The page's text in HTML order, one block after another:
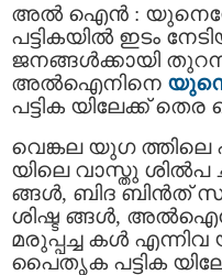
അല്‍ ഐന്‍ :
പട്ടികയില്‍ ഇടം
ജനങ്ങള്‍ക്കായി
അല്‍ഐനിനെ
പട്ടിക യിലേക്ക്
വെങ്കല യുഗ ത്തിലെ
യിലെ വാസ്തു
ങ്ങള്‍, ബിദ ബിന്‍ത്
ശിഷ്ട ങ്ങള്‍,
മരുപ്പച്ച കള്‍
പൈതൃക പട്ടിക